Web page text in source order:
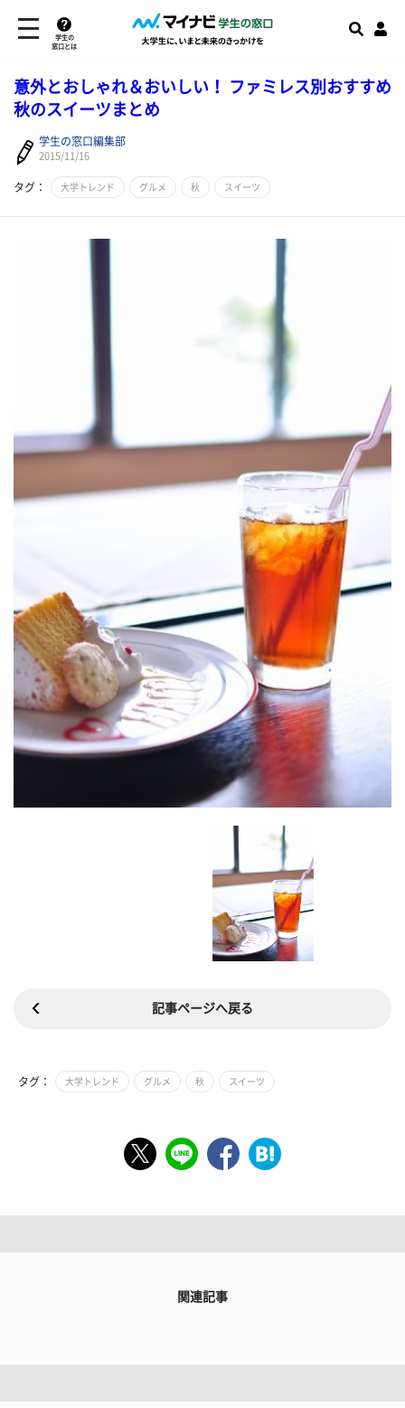
学生の
窓口とは
意外とおしゃれ＆おいしい！ ファミレス別おすすめ
秋のスイーツまとめ
学生の窓口編集部
2015/11/16
タグ： 大学トレンド グルメ 秋 スイーツ
記事ページへ戻る
タグ： 大学トレンド グルメ 秋 スイーツ
関連記事